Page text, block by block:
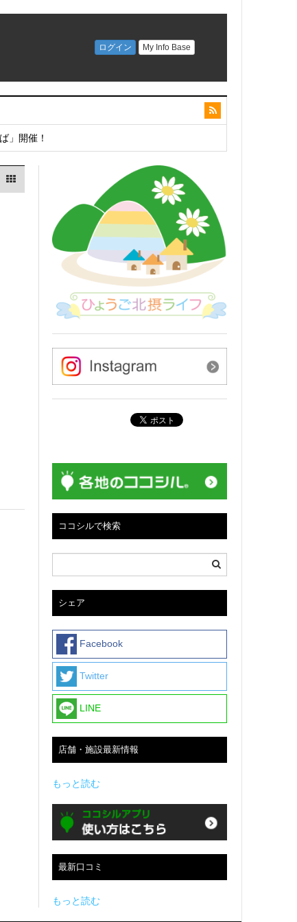
」開催！
ココシルで検索
シェア
Facebook
Twitter
LINE
店舗・施設最新情報
もっと読む
最新口コミ
もっと読む